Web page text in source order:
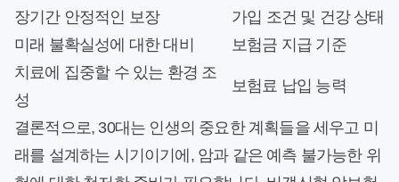
장기간 안정적인 보장
가입 조건 및 건강 상태
미래 불확실성에 대한 대비
보험금 지급 기준
치료에 집중할 수 있는 환경 조
성
보험료 납입 능력
결론적으로, 30대는 인생의 중요한 계획들을 세우고 미
래를 설계하는 시기이기에, 암과 같은 예측 불가능한 위